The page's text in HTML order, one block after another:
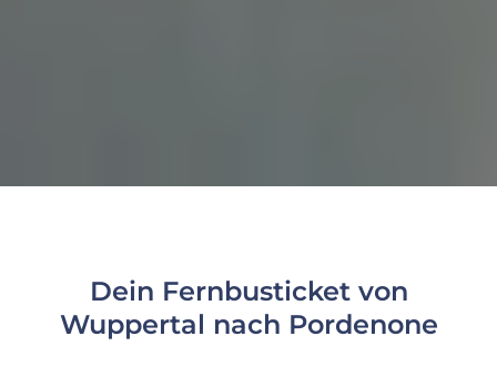
Dein Fernbusticket von
Wuppertal nach Pordenone